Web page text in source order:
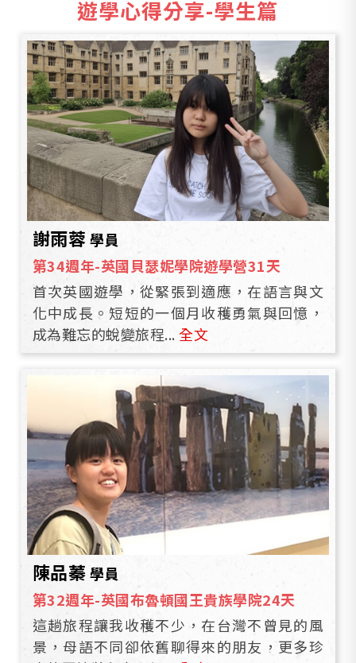
遊學心得分享-學生篇
謝雨蓉 學員
第34週年-英國貝瑟妮學院遊學營31天
首次英國遊學，從緊張到適應，在語言與文
化中成長。短短的一個月收穫勇氣與回憶，
成為難忘的蛻變旅程...全文
陳品蓁 學員
第32週年-英國布魯頓國王貴族學院24天
這趟旅程讓我收穫不少，在台灣不曾見的風
景，母語不同卻依舊聊得來的朋友，更多珍